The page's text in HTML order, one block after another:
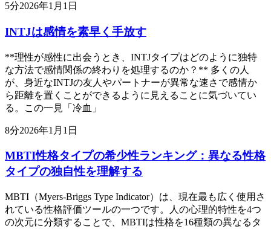
5分2026年1月1日
INTJは感情を素早く手放す
**理性が感性に出会うとき、INTJタイプはどのように独特
な方法で感情関係の終わりを処理するのか？** 多くの人
が、身近なINTJの友人やパートナーが異常な速さで感情か
ら距離を置くことができるように見えることに気づいてい
る。この一見「冷血」
8分2026年1月1日
MBTI性格タイプの希少性ランキング：異なる性格
タイプの独自性を理解する
MBTI（Myers-Briggs Type Indicator）は、現在最も広く使用さ
れている性格評価ツールの一つです。人の心理的特性を4つ
の次元に分類することで、MBTIは性格を16種類の異なるタ